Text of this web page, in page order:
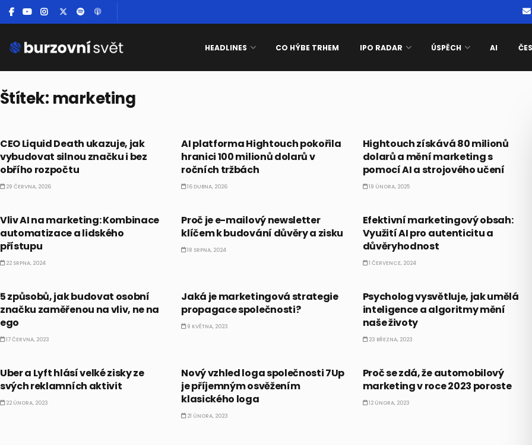
HEADLINES CO HÝBE TRHEM IPO RADAR ÚSPĚCH AI
Štítek: marketing
CEO Liquid Death ukazuje, jak
vybudovat silnou značku i bez
obřího rozpočtu
29 ČERVNA, 2026
AI platforma Hightouch pokořila
hranici 100 milionů dolarů v
ročních tržbách
16 DUBNA, 2026
Hightouch získává 80 milionů
dolarů a mění marketing s
pomocí AI a strojového učení
19 ÚNORA, 2025
Vliv AI na marketing: Kombinace
automatizace a lidského
přístupu
22 SRPNA, 2024
Proč je e-mailový newsletter
klíčem k budování důvěry a zisku
18 SRPNA, 2024
Efektivní marketingový obsah:
Využití AI pro autenticitu a
důvěryhodnost
1 ČERVENCE, 2024
5 způsobů, jak budovat osobní
značku zaměřenou na vliv, ne na
ego
17 ČERVNA, 2023
Jaká je marketingová strategie
propagace společnosti?
9 KVĚTNA, 2023
Psycholog vysvětluje, jak umělá
inteligence a algoritmy mění
naše životy
23 BŘEZNA, 2023
Uber a Lyft hlásí velké zisky ze
svých reklamních aktivit
22 ÚNORA, 2023
Nový vzhled loga společnosti 7Up
je příjemným osvěžením
klasického loga
21 ÚNORA, 2023
Proč se zdá, že automobilový
marketing v roce 2023 poroste
12 ÚNORA, 2023